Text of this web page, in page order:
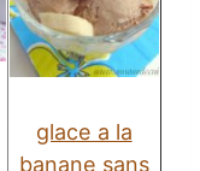
glace a la
banane sans